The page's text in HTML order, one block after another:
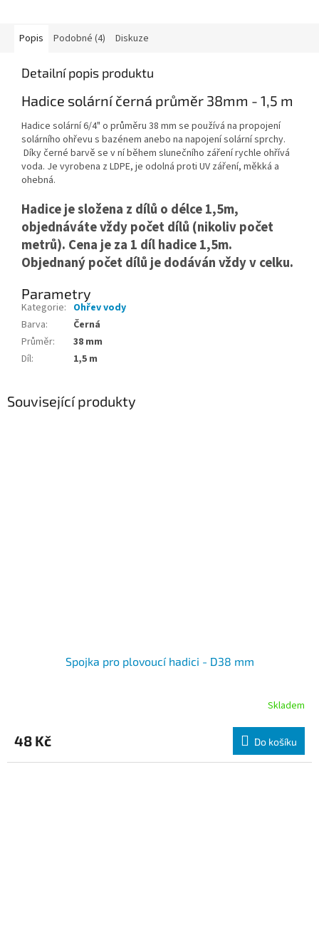
Popis Podobné (4) Diskuze
Detailní popis produktu
Hadice solární černá průměr 38mm - 1,5 m
Hadice solární 6/4" o průměru 38 mm se používá na propojení
solárního ohřevu s bazénem anebo na napojení solární sprchy.
Díky černé barvě se v ní během slunečního záření rychle ohřívá
voda. Je vyrobena z LDPE, je odolná proti UV záření, měkká a
ohebná.
Hadice je složena z dílů o délce 1,5m,
objednáváte vždy počet dílů (nikoliv počet
metrů). Cena je za 1 díl hadice 1,5m.
Objednaný počet dílů je dodáván vždy v celku.
Parametry
Kategorie: Ohřev vody
Barva:
Černá
Průměr:
38 mm
Díl: 1,5 m
Související produkty
Spojka pro plovoucí hadici - D38 mm
Skladem
48 Kč Do košíku